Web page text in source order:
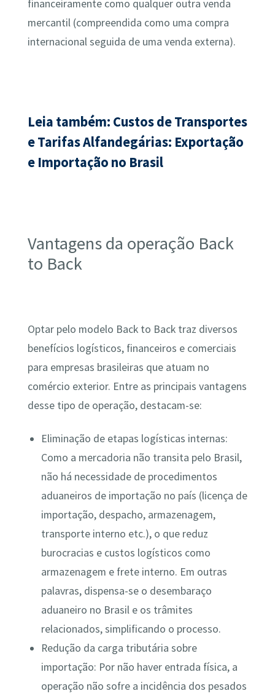
financeiramente como qualquer outra venda
mercantil (compreendida como uma compra
internacional seguida de uma venda externa).
Leia também: Custos de Transportes
e Tarifas Alfandegárias: Exportação
e Importação no Brasil
Vantagens da operação Back
to Back
Optar pelo modelo Back to Back traz diversos
benefícios logísticos, financeiros e comerciais
para empresas brasileiras que atuam no
comércio exterior. Entre as principais vantagens
desse tipo de operação, destacam-se:
Eliminação de etapas logísticas internas:
Como a mercadoria não transita pelo Brasil,
não há necessidade de procedimentos
aduaneiros de importação no país (licença de
importação, despacho, armazenagem,
transporte interno etc.), o que reduz
burocracias e custos logísticos como
armazenagem e frete interno​. Em outras
palavras, dispensa-se o desembaraço
aduaneiro no Brasil e os trâmites
relacionados, simplificando o processo.
Redução da carga tributária sobre
importação: Por não haver entrada física, a
operação não sofre a incidência dos pesados